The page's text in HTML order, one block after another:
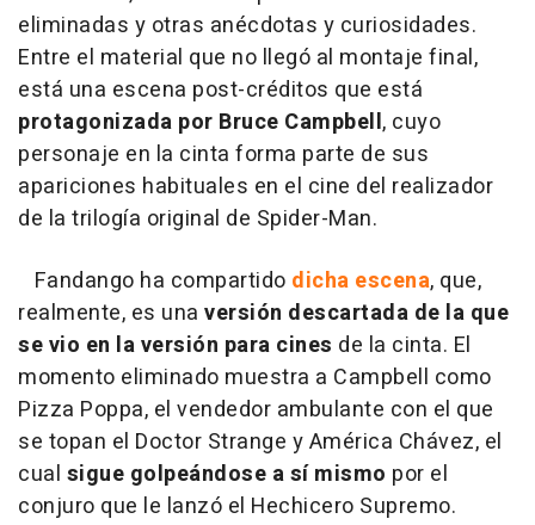
eliminadas y otras anécdotas y curiosidades.
Entre el material que no llegó al montaje final,
está una escena post-créditos que está
protagonizada por Bruce Campbell, cuyo
personaje en la cinta forma parte de sus
apariciones habituales en el cine del realizador
de la trilogía original de Spider-Man.
Fandango ha compartido dicha escena, que,
realmente, es una versión descartada de la que
se vio en la versión para cines de la cinta. El
momento eliminado muestra a Campbell como
Pizza Poppa, el vendedor ambulante con el que
se topan el Doctor Strange y América Chávez, el
cual sigue golpeándose a sí mismo por el
conjuro que le lanzó el Hechicero Supremo.